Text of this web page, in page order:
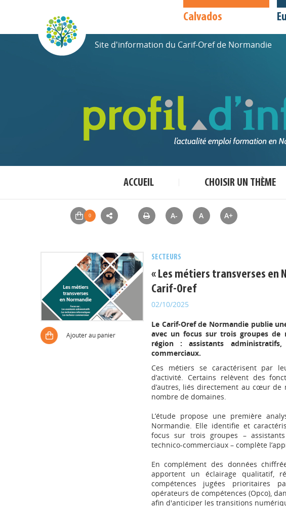
Calvados
Site d'information du Carif-Oref de Normandie
ACCUEIL CHOISIR UN THÈME
A- A A+
Ajouter au panier
SECTEURS
« Les métiers transverses en
Carif-Oref
02/10/2025
Le Carif-Oref de Normandie publie
avec un focus sur trois groupes de
région : assistants
commerciaux.
Ces métiers se caractérisent par
d’activité. Certains relèvent des
d’autres, liés directement au cœur de
nombre de domaines.
L’étude propose une première
Normandie. Elle identifie et
focus sur trois groupes –
technico-commerciaux – complète
En complément des données
apportent un éclairage qualitatif,
compétences jugées prioritaires
opérateurs de compétences (Opco),
afin d'anticiper les transitions